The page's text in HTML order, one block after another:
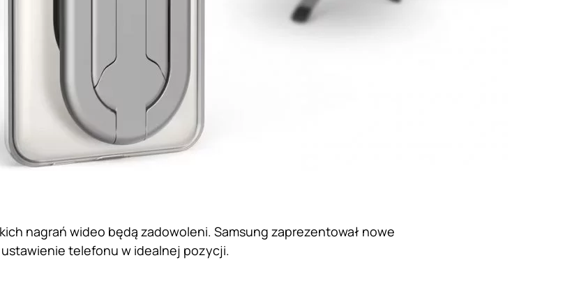
nagrań wideo będą zadowoleni. Samsung zaprezentował nowe
telefonu w idealnej pozycji.